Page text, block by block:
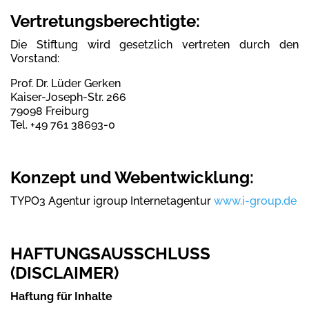
Vertretungsberechtigte:
Die Stiftung wird gesetzlich vertreten durch den
Vorstand:
Prof. Dr. Lüder Gerken
Kaiser-Joseph-Str. 266
79098 Freiburg
Tel. +49 761 38693-0
Konzept und Webentwicklung:
TYPO3 Agentur igroup Internetagentur www.i-group.de
HAFTUNGSAUSSCHLUSS
(DISCLAIMER)
Haftung für Inhalte